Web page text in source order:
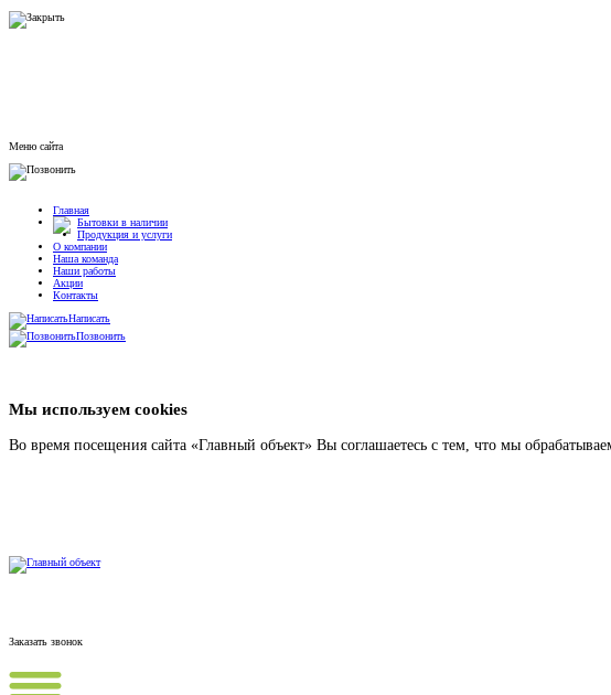
Меню сайта
Главная
Бытовки в наличии
Продукция и услуги
О компании
Наша команда
Наши работы
Акции
Контакты
Написать
Позвонить
Мы используем cookies
Во время посещения сайта «Главный объект» Вы соглашаетесь с тем, что мы
Заказать звонок